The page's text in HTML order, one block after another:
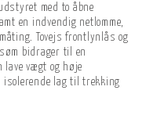
med to åbne
en indvendig netlomme,
Tovejs frontlynlås og
bidrager til en
lave vægt og høje
isolerende lag til trekking